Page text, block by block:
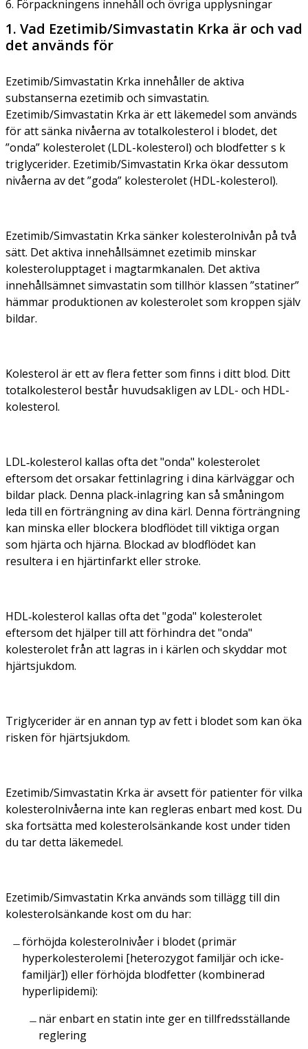
6. Förpackningens innehåll och övriga upplysningar
1. Vad Ezetimib/Simvastatin Krka är och vad
det används för
Ezetimib/Simvastatin Krka innehåller de aktiva
substanserna ezetimib och simvastatin.
Ezetimib/Simvastatin Krka är ett läkemedel som används
för att sänka nivåerna av totalkolesterol i blodet, det
”onda” kolesterolet (LDL-kolesterol) och blodfetter s k
triglycerider. Ezetimib/Simvastatin Krka ökar dessutom
nivåerna av det ”goda” kolesterolet (HDL-kolesterol).
Ezetimib/Simvastatin Krka sänker kolesterolnivån på två
sätt. Det aktiva innehållsämnet ezetimib minskar
kolesterolupptaget i magtarmkanalen. Det aktiva
innehållsämnet simvastatin som tillhör klassen ”statiner”
hämmar produktionen av kolesterolet som kroppen själv
bildar.
Kolesterol är ett av flera fetter som finns i ditt blod. Ditt
totalkolesterol består huvudsakligen av LDL- och HDL-
kolesterol.
LDL‑kolesterol kallas ofta det "onda" kolesterolet
eftersom det orsakar fettinlagring i dina kärlväggar och
bildar plack. Denna plack‑inlagring kan så småningom
leda till en förträngning av dina kärl. Denna förträngning
kan minska eller blockera blodflödet till viktiga organ
som hjärta och hjärna. Blockad av blodflödet kan
resultera i en hjärtinfarkt eller stroke.
HDL‑kolesterol kallas ofta det "goda" kolesterolet
eftersom det hjälper till att förhindra det "onda"
kolesterolet från att lagras in i kärlen och skyddar mot
hjärtsjukdom.
Triglycerider är en annan typ av fett i blodet som kan öka
risken för hjärtsjukdom.
Ezetimib/Simvastatin Krka är avsett för patienter för vilka
kolesterolnivåerna inte kan regleras enbart med kost. Du
ska fortsätta med kolesterolsänkande kost under tiden
du tar detta läkemedel.
Ezetimib/Simvastatin Krka används som tillägg till din
kolesterolsänkande kost om du har:
förhöjda kolesterolnivåer i blodet (primär
hyperkolesterolemi [heterozygot familjär och icke-
familjär]) eller förhöjda blodfetter (kombinerad
hyperlipidemi):
när enbart en statin inte ger en tillfredsställande
reglering